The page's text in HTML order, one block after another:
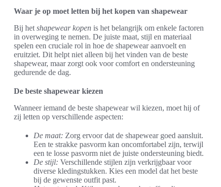
Waar je op moet letten bij het kopen van shapewear
Bij het shapewear kopen is het belangrijk om enkele factoren
in overweging te nemen. De juiste maat, stijl en materiaal
spelen een cruciale rol in hoe de shapewear aanvoelt en
eruitziet. Dit helpt niet alleen bij het vinden van de beste
shapewear, maar zorgt ook voor comfort en ondersteuning
gedurende de dag.
De beste shapewear kiezen
Wanneer iemand de beste shapewear wil kiezen, moet hij of
zij letten op verschillende aspecten:
De maat: Zorg ervoor dat de shapewear goed aansluit.
Een te strakke pasvorm kan oncomfortabel zijn, terwijl
een te losse pasvorm niet de juiste ondersteuning biedt.
De stijl: Verschillende stijlen zijn verkrijgbaar voor
diverse kledingstukken. Kies een model dat het beste
bij de gewenste outfit past.